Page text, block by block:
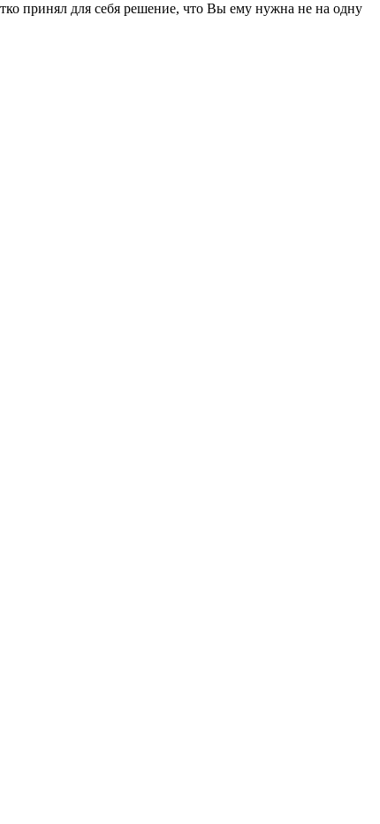
принял для себя решение, что Вы ему нужна не на одну